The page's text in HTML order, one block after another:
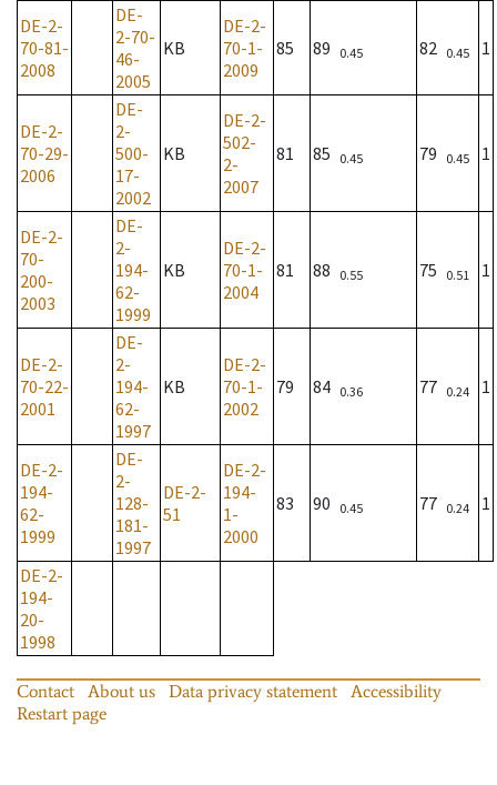
DE-2-
70-81-
2008
DE-
2-70-
46-
2005
KB
DE-2-
70-1-
2009
85 89 0.45 82 0.45 1
DE-2-
70-29-
2006
DE-
2-
500-
17-
2002
KB
DE-2-
502-
2-
2007
81 85 0.45 79 0.45 1
DE-2-
70-
200-
2003
DE-
2-
194-
62-
1999
KB
DE-2-
70-1-
2004
81 88 0.55 75 0.51 1
DE-2-
70-22-
2001
DE-
2-
194-
62-
1997
KB
DE-2-
70-1-
2002
79 84 0.36 77 0.24 1
DE-2-
194-
62-
1999
DE-
2-
128-
181-
1997
DE-2-
51
DE-2-
194-
1-
2000
83 90 0.45 77 0.24 1
DE-2-
194-
20-
1998
Contact About us Data privacy statement
Accessibility
Restart page